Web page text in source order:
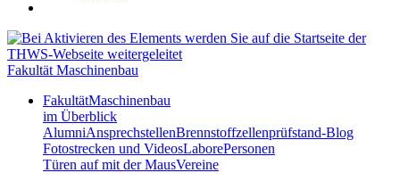
Fakultät Maschinenbau
FakultätMaschinenbau
im Überblick
AlumniAnsprechstellenBrennstoffzellenprüfstand-Blog
Fotostrecken und VideosLaborePersonen
Türen auf mit der MausVereine